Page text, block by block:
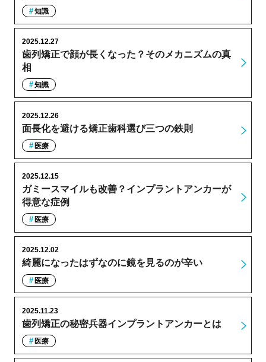
知識
歯列矯正で顔が長くなった？そのメカニズムの真
相
2025.12.27
知識
面長化を避ける矯正歯科選び三つの鉄則
2025.12.26
医療
ガミースマイルも改善？インプラントアンカーが
得意な症例
2025.12.15
医療
綺麗になったはずなのに鏡を見るのが辛い
2025.12.02
医療
歯列矯正の秘密兵器インプラントアンカーとは
2025.11.23
医療